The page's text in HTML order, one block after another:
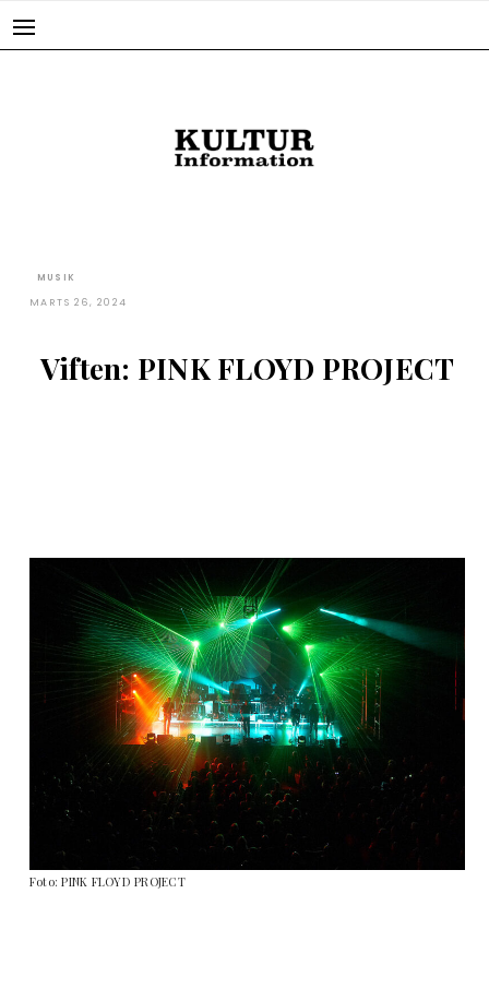
MUSIK
MARTS 26, 2024
Viften: PINK FLOYD PROJECT
Foto: PINK FLOYD PROJECT